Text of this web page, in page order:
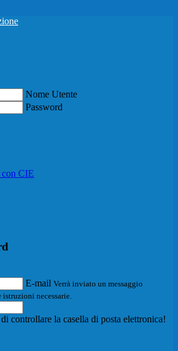
Nome Utente
Password
con CIE
E-mail Verrà inviato un messaggio
necessarie.
controllare la casella di posta elettronica!